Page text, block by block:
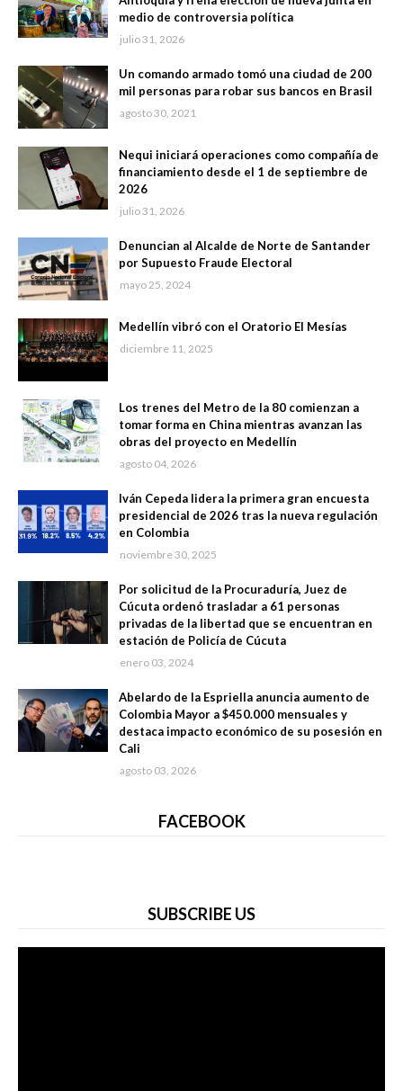
medio de controversia política
julio 31, 2026
Un comando armado tomó una ciudad de 200
mil personas para robar sus bancos en Brasil
agosto 30, 2021
Nequi iniciará operaciones como compañía de
financiamiento desde el 1 de septiembre de
2026
julio 31, 2026
Denuncian al Alcalde de Norte de Santander
por Supuesto Fraude Electoral
mayo 25, 2024
Medellín vibró con el Oratorio El Mesías
diciembre 11, 2025
Los trenes del Metro de la 80 comienzan a
tomar forma en China mientras avanzan las
obras del proyecto en Medellín
agosto 04, 2026
Iván Cepeda lidera la primera gran encuesta
presidencial de 2026 tras la nueva regulación
en Colombia
noviembre 30, 2025
Por solicitud de la Procuraduría, Juez de
Cúcuta ordenó trasladar a 61 personas
privadas de la libertad que se encuentran en
estación de Policía de Cúcuta
enero 03, 2024
Abelardo de la Espriella anuncia aumento de
Colombia Mayor a $450.000 mensuales y
destaca impacto económico de su posesión en
Cali
agosto 03, 2026
FACEBOOK
SUBSCRIBE US